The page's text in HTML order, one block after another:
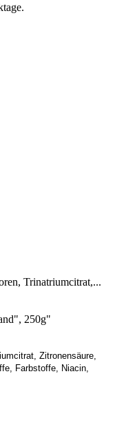
Trinatriumcitrat,...
250g"
Zitronensäure,
Farbstoffe, Niacin,